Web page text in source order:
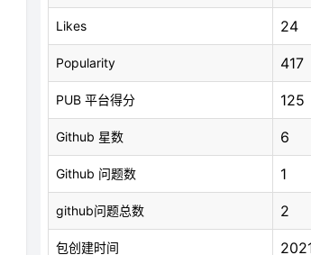
Likes 24
Popularity 417
PUB 平台得分 125
Github 星数 6
Github 问题数 1
github问题总数 2
包创建时间